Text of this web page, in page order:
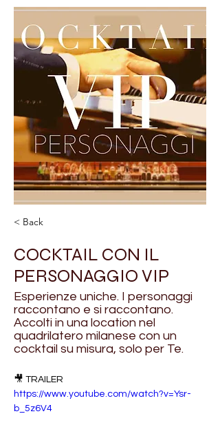
< Back
COCKTAIL CON IL
PERSONAGGIO VIP
Esperienze uniche. I personaggi
raccontano e si raccontano.
Accolti in una location nel
quadrilatero milanese con un
cocktail su misura, solo per Te.
🎥 TRAILER
https://www.youtube.com/watch?v=Ysr-
b_5z6V4